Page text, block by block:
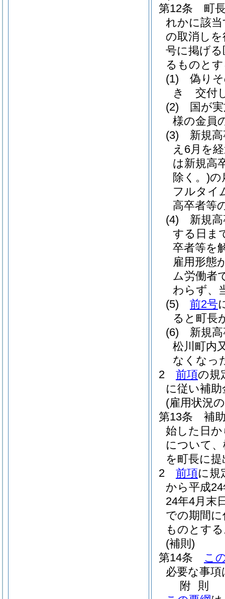
第12条
町
れかに該
の取消し
号に掲げ
るものと
(1)
偽り
き 交付
(2)
国が
様の金員
(3)
新規
え6月を
は新規高
除く。)の
フルタイ
高卒者等
(4)
新規
する日ま
卒者等を
雇用形態
ム労働者
わらず、
(5)
前2号
ると町長
(6)
新規
松川町内
なくなっ
2
前項の規
に従い補
(雇用状況
第13条
補
始した日
について
を町長に
2
前項に規
から平成
24年4月末
での期間
ものとす
(補則)
第14条
こ
必要な事
附 則